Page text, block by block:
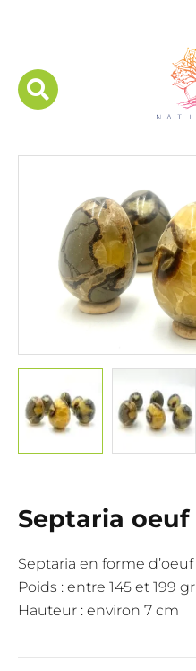
Septaria oeuf
Septaria en forme d’oeuf
Poids : entre 145 et 199 gr
Hauteur : environ 7 cm